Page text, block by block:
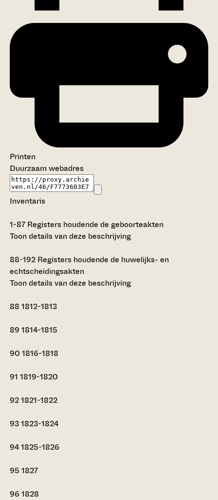
Printen
Duurzaam webadres
Inventaris
1-87 Registers houdende de geboorteakten
Toon details van deze beschrijving
88-192 Registers houdende de huwelijks- en
echtscheidingsakten
Toon details van deze beschrijving
88 1812-1813
89 1814-1815
90 1816-1818
91 1819-1820
921821-1822
931823-1824
941825-1826
95 1827
96 1828